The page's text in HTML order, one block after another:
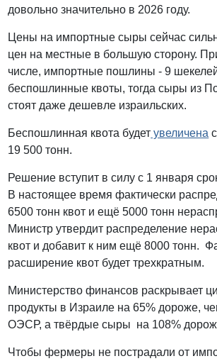
довольно значительно в 2026 году.
Цены на импортные сыры сейчас
цен на местные в большую сторону.
числе, импортные пошлины - 9 шекелей
беспошлинные квоты, тогда сыры из
стоят даже дешевле израильских.
Беспошлинная квота будет увеличена
19 500 тонн.
Решение вступит в силу с 1 января
В настоящее время фактически
6500 тонн квот и ещё 5000 тонн
Министр утвердит распределение
квот и добавит к ним ещё 8000 тонн.
расширение квот будет трехкратным.
Министерство финансов раскрывает
продукты в Израиле на 65% дороже,
ОЭСР, а твёрдые сыры на 108%
Чтобы фермеры не пострадали от